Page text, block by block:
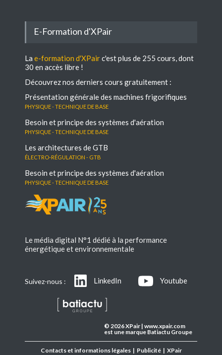
E-Formation d'XPair
La e-formation d'XPairc'est plus de 255 cours, dont
30 en accès libre !
Découvrez nos derniers cours gratuitement :
Présentation générale des machines frigorifiques
Physique - Technique de base
Besoin et principe des systèmes d'aération
Physique - Technique de base
Les architectures de GTB
électro-régulation - GTB
Besoin et principe des systèmes d'aération
Physique - Technique de base
Le média digital N°1 dédié à la performance
énergétique et environnementale
Suivez-nous : LinkedIn Youtube
© 2026 XPair | www.xpair.com
est une marque Batiactu Groupe
Contacts et informations légales| Publicité| XPair